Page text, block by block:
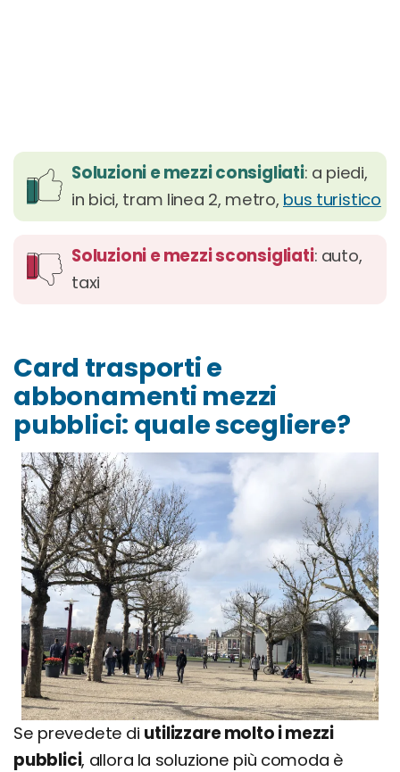
Soluzioni e mezzi consigliati: a piedi,
in bici, tram linea 2, metro, bus turistico
Soluzioni e mezzi sconsigliati: auto,
taxi
Card trasporti e
abbonamenti mezzi
pubblici: quale scegliere?
Se prevedete di utilizzare molto i mezzi
pubblici, allora la soluzione più comoda è